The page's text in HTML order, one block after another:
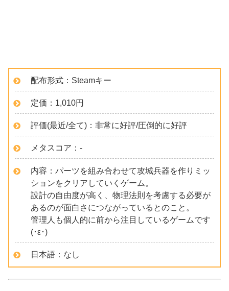
配布形式：Steamキー
定価：1,010円
評価(最近/全て)：非常に好評/圧倒的に好評
メタスコア：-
内容：パーツを組み合わせて攻城兵器を作りミッ
ションをクリアしていくゲーム。
設計の自由度が高く、物理法則を考慮する必要が
あるのが面白さにつながっているとのこと。
管理人も個人的に前から注目しているゲームです
(･ε･)
日本語：なし